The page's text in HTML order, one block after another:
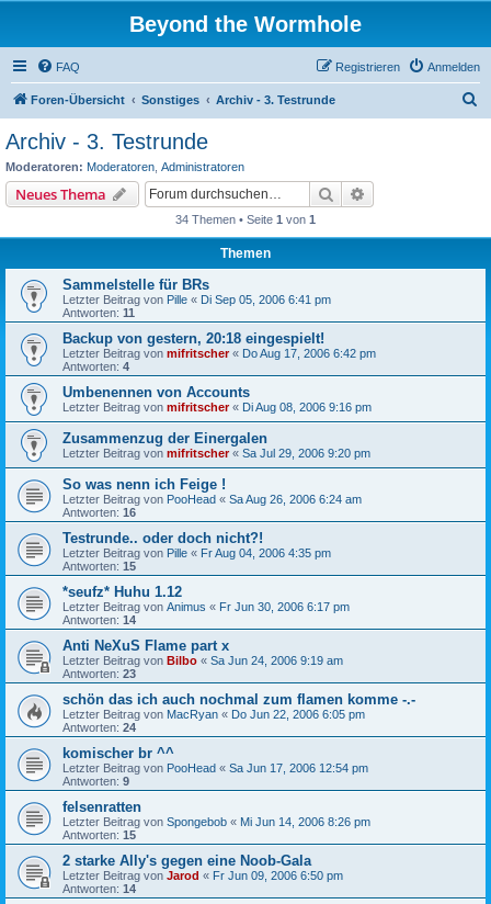
Beyond the Wormhole
FAQ Anmelden
Registrieren
Foren-Übersicht Sonstiges Archiv - 3. Testrunde
Archiv - 3. Testrunde
Moderatoren: Moderatoren Administratoren
Neues Thema Suche
34 Themen • Seite 1 von 1
Themen
Sammelstelle für BRs
Letzter Beitrag von Pille « Di Sep 05, 2006 6:41 pm
Antworten: 11
Backup von gestern, 20:18 eingespielt!
Letzter Beitrag von mifritscher« Do Aug 17, 2006 6:42 pm
Antworten: 4
Umbenennen von Accounts
Letzter Beitrag von mifritscher« Di Aug 08, 2006 9:16 pm
Zusammenzug der Einergalen
Letzter Beitrag von mifritscher« Sa Jul 29, 2006 9:20 pm
So was nenn ich Feige !
Letzter Beitrag von PooHead « Sa Aug 26, 2006 6:24 am
Antworten: 16
Testrunde.. oder doch nicht?!
Letzter Beitrag von Pille « Fr Aug 04, 2006 4:35 pm
Antworten: 15
*seufz* Huhu 1.12
Letzter Beitrag von Animus « Fr Jun 30, 2006 6:17 pm
Antworten: 14
Anti NeXuS Flame part x
Letzter Beitrag von Bilbo « Sa Jun 24, 2006 9:19 am
Antworten: 23
schön das ich auch nochmal zum flamen komme -.-
Letzter Beitrag von MacRyan « Do Jun 22, 2006 6:05 pm
Antworten: 24
komischer br ^^
Letzter Beitrag von PooHead « Sa Jun 17, 2006 12:54 pm
Antworten: 9
felsenratten
Letzter Beitrag von Spongebob « Mi Jun 14, 2006 8:26 pm
Antworten: 15
2 starke Ally's gegen eine Noob-Gala
Letzter Beitrag von Jarod « Fr Jun 09, 2006 6:50 pm
Antworten: 14